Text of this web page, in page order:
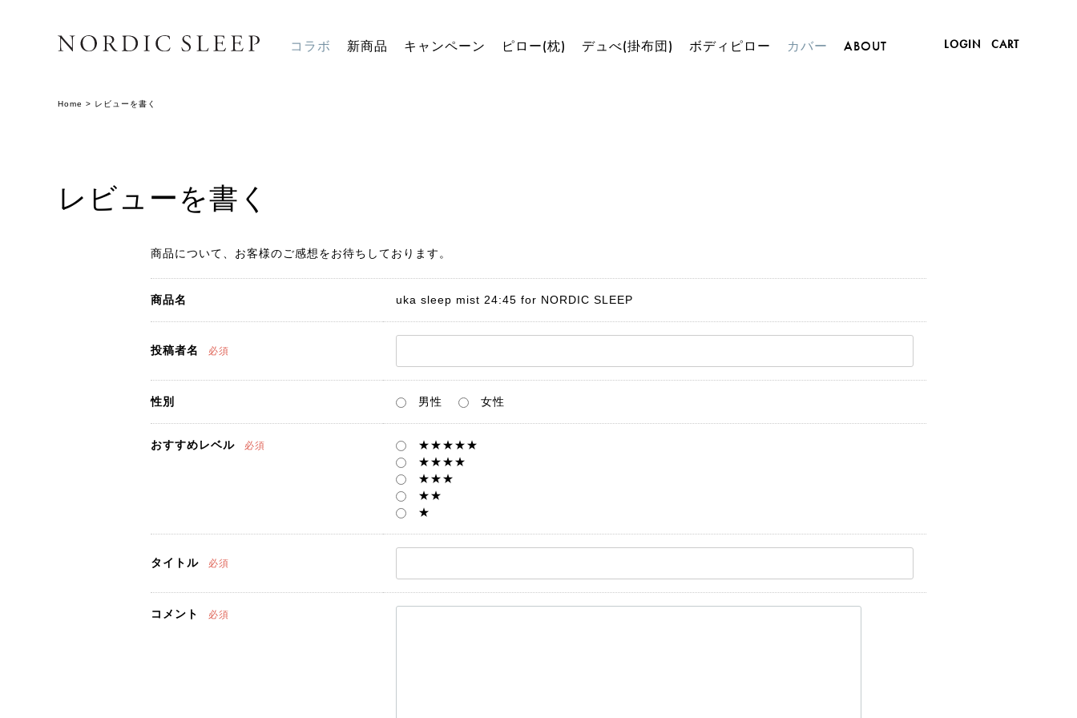
コラボ 新商品 キャンペーン ピロー(枕) デュべ(掛布団) ボディピロー カバー ABOUT LOGIN CART
Home > レビューを書く
レビューを書く
商品について、お客様のご感想をお待ちしております。
商品名 uka sleep mist 24:45 for NORDIC SLEEP
投稿者名 必須
性別 男性 女性
おすすめレベル 必須
★★★★★
★★★★
★★★
★★
★
タイトル 必須
コメント 必須